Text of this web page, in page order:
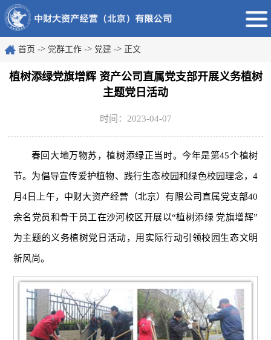
首页 -> 党群工作 -> 党建 -> 正文
植树添绿党旗增辉 资产公司直属党支部开展义务植树
主题党日活动
时间：2023-04-07
春回大地万物苏，植树添绿正当时。今年是第45个植树
节。为倡导宣传爱护植物、践行生态校园和绿色校园理念，4
月4日上午，中财大资产经营（北京）有限公司直属党支部40
余名党员和骨干员工在沙河校区开展以“植树添绿 党旗增辉”
为主题的义务植树党日活动，用实际行动引领校园生态文明
新风尚。